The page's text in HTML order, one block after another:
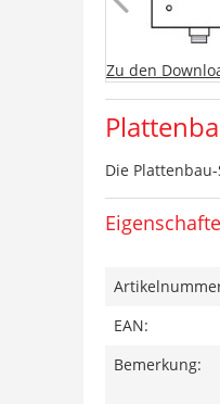
Zu den
Die
EAN:
Bemerkung: